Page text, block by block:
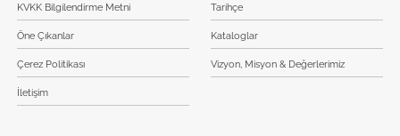
KVKK Bilgilendirme Metni Tarihçe
Öne Çıkanlar Kataloglar
Çerez Politikası Vizyon, Misyon & Değerlerimiz
İletişim